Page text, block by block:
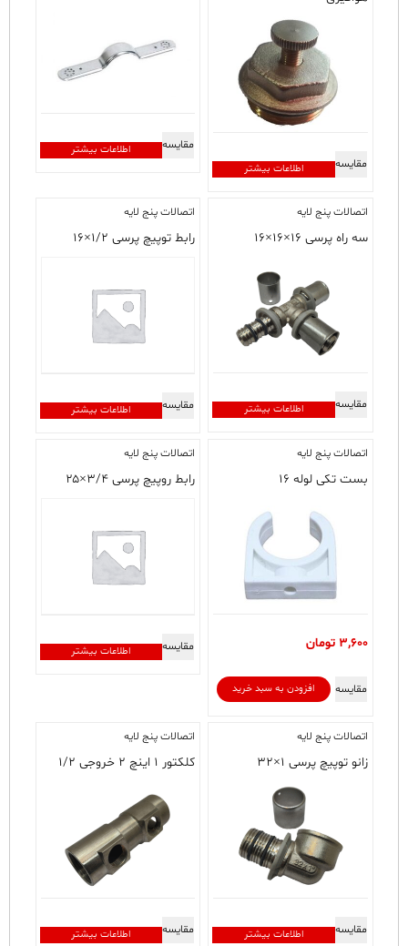
اطلاعات بیشتر مقایسه
اطلاعات بیشتر مقایسه
اتصالات پنج لایه
سه راه پرسی ۱۶×۱۶×۱۶
اطلاعات بیشتر مقایسه
اتصالات پنج لایه
رابط توپیچ پرسی ۱/۲×۱۶
اطلاعات بیشتر مقایسه
اتصالات پنج لایه
بست تکی لوله ۱۶
3,600 تومان
افزودن به سبد خرید مقایسه
اتصالات پنج لایه
رابط روپیچ پرسی ۳/۴×۲۵
اطلاعات بیشتر مقایسه
اتصالات پنج لایه
زانو توپیچ پرسی ۱×۳۲
اطلاعات بیشتر مقایسه
اتصالات پنج لایه
کلکتور ۱ اینچ ۲ خروجی ۱/۲
اطلاعات بیشتر مقایسه